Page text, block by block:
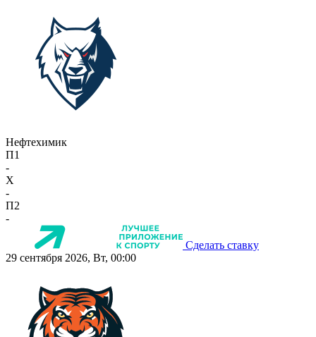
Нефтехимик
П1
-
X
-
П2
-
Сделать ставку
29 сентября 2026, Вт, 00:00